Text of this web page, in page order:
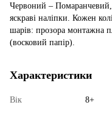
Червоний –
яскраві наліпки. Кожен
шарів: прозора монтажна
(восковий папір).
Характеристики
Вік 8+